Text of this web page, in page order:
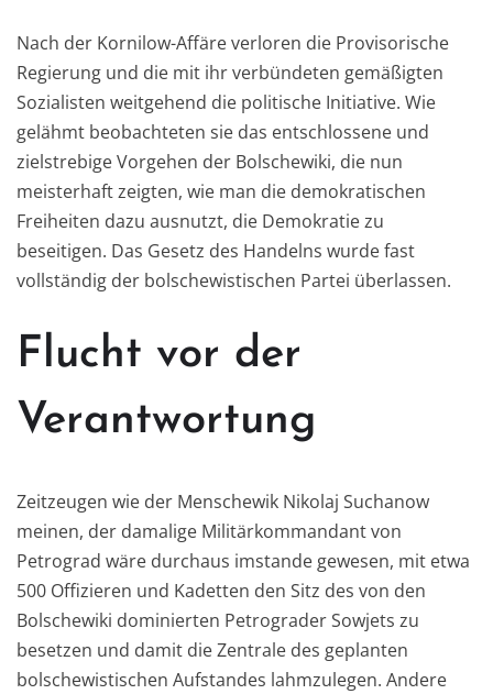
Nach der Kornilow-Affäre verloren die Provisorische
Regierung und die mit ihr verbündeten gemäßigten
Sozialisten weitgehend die politische Initiative. Wie
gelähmt beobachteten sie das entschlossene und
zielstrebige Vorgehen der Bolschewiki, die nun
meisterhaft zeigten, wie man die demokratischen
Freiheiten dazu ausnutzt, die Demokratie zu
beseitigen. Das Gesetz des Handelns wurde fast
vollständig der bolschewistischen Partei überlassen.
Flucht vor der
Verantwortung
Zeitzeugen wie der Menschewik Nikolaj Suchanow
meinen, der damalige Militärkommandant von
Petrograd wäre durchaus imstande gewesen, mit etwa
500 Offizieren und Kadetten den Sitz des von den
Bolschewiki dominierten Petrograder Sowjets zu
besetzen und damit die Zentrale des geplanten
bolschewistischen Aufstandes lahmzulegen. Andere